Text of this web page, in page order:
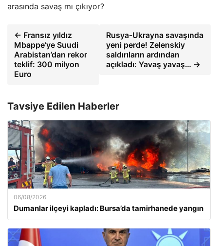
arasında savaş mı çıkıyor?
← Fransız yıldız
Mbappe’ye Suudi
Arabistan’dan rekor
teklif: 300 milyon
Euro
Rusya-Ukrayna savaşında
yeni perde! Zelenskiy
saldırıların ardından
açıkladı: Yavaş yavaş… →
Tavsiye Edilen Haberler
06/08/2026
Dumanlar ilçeyi kapladı: Bursa’da tamirhanede yangın